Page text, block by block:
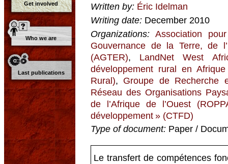
Get involved
Who we are
Last publications
Written by: Éric Idelman
Writing date: December 2010
Organizations: Association
Gouvernance de la Terre, de
(AGTER), LandNet West
développement rural en
Rural), Groupe de Recherche
Réseau des Organisations
de l’Afrique de l’Ouest
développement » (CTFD)
Type of document: Paper /
Le transfert de compétences